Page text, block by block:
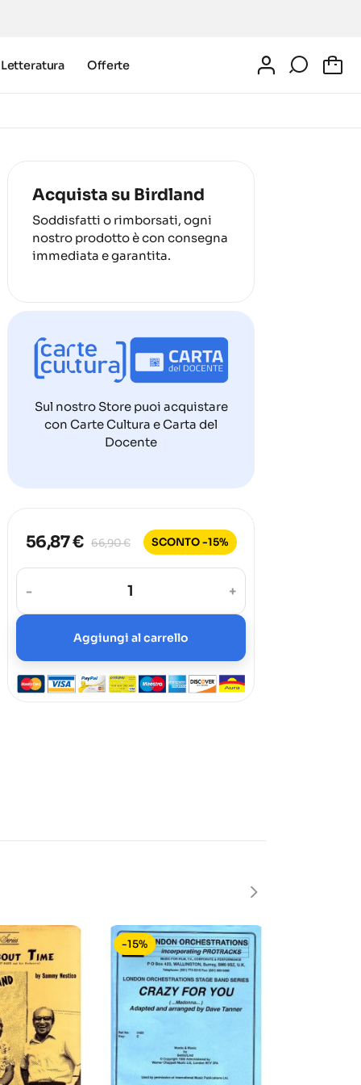
Letteratura Offerte
Acquista su Birdland
Soddisfatti o rimborsati, ogni
nostro prodotto è con consegna
immediata e garantita.
Sul nostro Store puoi acquistare
con Carte Cultura e Carta del
Docente
56,87 € 66,90 € SCONTO -15%
- +
Aggiungi al carrello
-15%